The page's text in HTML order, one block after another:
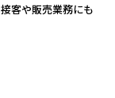
接客や販売業務にも